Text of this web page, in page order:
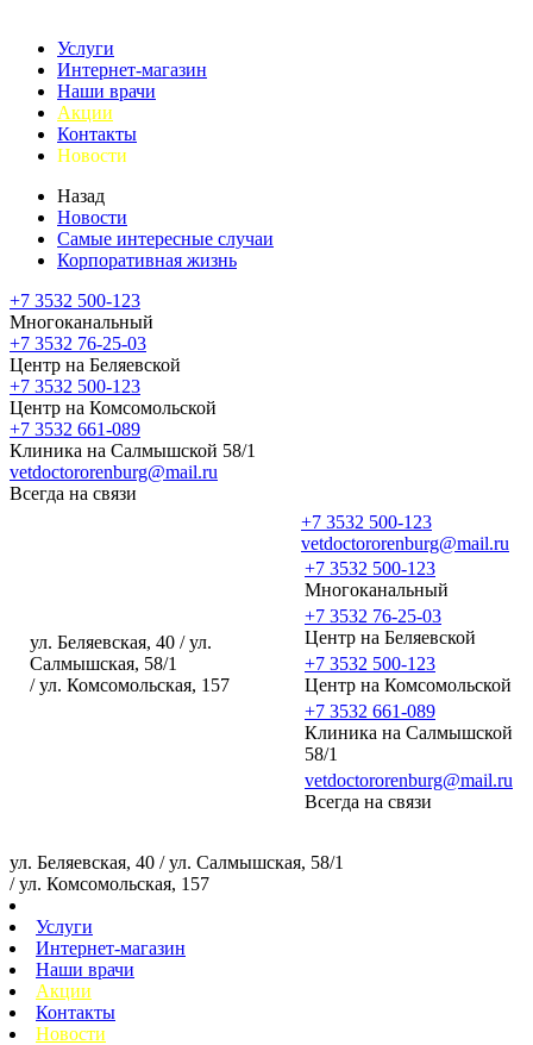
Услуги
Интернет-магазин
Наши врачи
Акции
Контакты
Новости
Назад
Новости
Самые интересные случаи
Корпоративная жизнь
+7 3532 500-123
Многоканальный
+7 3532 76-25-03
Центр на Беляевской
+7 3532 500-123
Центр на Комсомольской
+7 3532 661-089
Клиника на Салмышской 58/1
vetdoctororenburg@mail.ru
Всегда на связи
ул. Беляевская, 40 / ул.
Салмышская, 58/1
/ ул. Комсомольская, 157
+7 3532 500-123
vetdoctororenburg@mail.ru
+7 3532 500-123
Многоканальный
+7 3532 76-25-03
Центр на Беляевской
+7 3532 500-123
Центр на Комсомольской
+7 3532 661-089
Клиника на Салмышской
58/1
vetdoctororenburg@mail.ru
Всегда на связи
ул. Беляевская, 40 / ул. Салмышская, 58/1
/ ул. Комсомольская, 157
Услуги
Интернет-магазин
Наши врачи
Акции
Контакты
Новости